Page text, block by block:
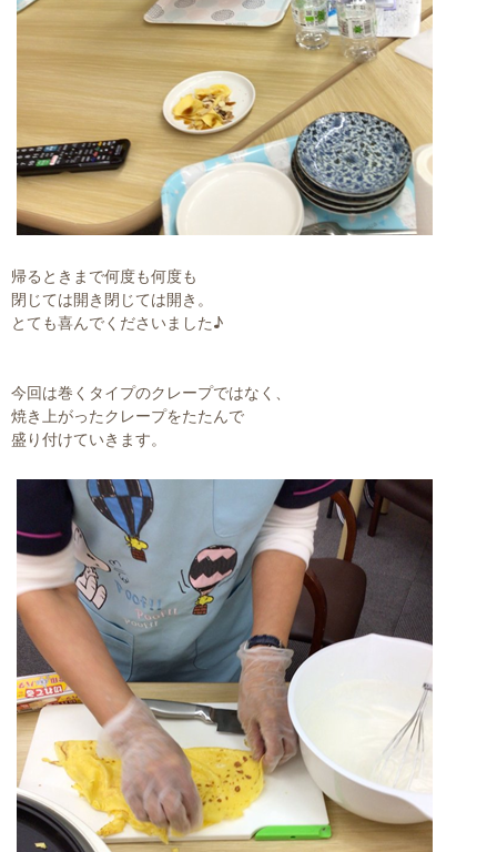
帰るときまで何度も何度も
閉じては開き閉じては開き。
とても喜んでくださいました♪
今回は巻くタイプのクレープではなく、
焼き上がったクレープをたたんで
盛り付けていきます。